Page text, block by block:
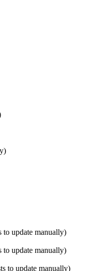
to update manually)
to update manually)
to update manually)